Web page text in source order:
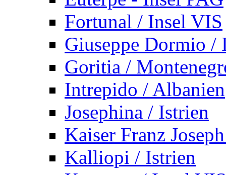
Fortunal / Insel VIS
Giuseppe Dormio /
Goritia /
Intrepido / Albanien
Josephina / Istrien
Kaiser Franz
Kalliopi / Istrien